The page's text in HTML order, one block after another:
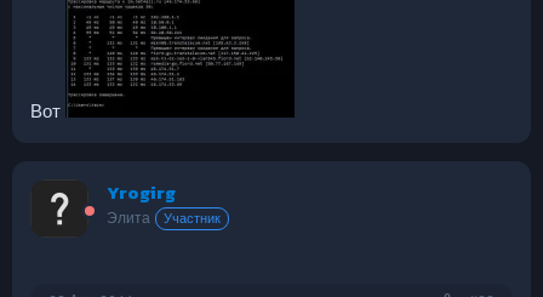
Вот
Yrogirg
Элита Участник